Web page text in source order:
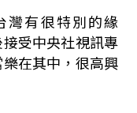
灣有很特別的緣
受中央社視訊專
在其中，很高興